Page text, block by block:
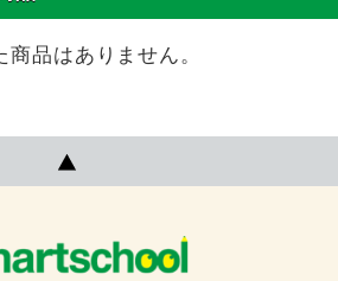
品はありません。